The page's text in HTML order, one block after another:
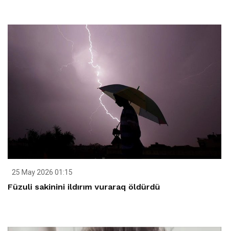
25 May 2026 01:15
Füzuli sakinini ildırım vuraraq öldürdü